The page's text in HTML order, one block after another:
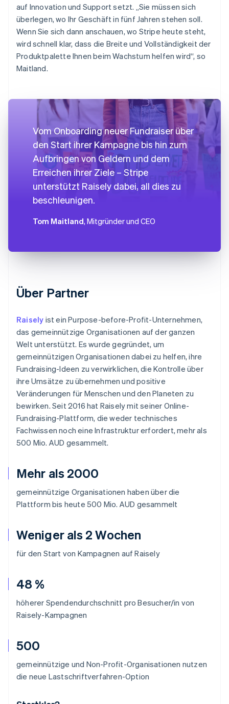
Mehr als 2000
gemeinnützige Organisationen haben über die
Plattform bis heute 500 Mio. AUD gesammelt
Weniger als 2 Wochen
für den Start von Kampagnen auf Raisely
48 %
höherer Spendendurchschnitt pro Besucher/in von
Raisely-Kampagnen
500
gemeinnützige und Non-Profit-Organisationen nutzen
die neue Lastschriftverfahren-Option
auf Innovation und Support setzt. „Sie müssen sich
überlegen, wo Ihr Geschäft in fünf Jahren stehen soll.
Wenn Sie sich dann anschauen, wo Stripe heute steht,
wird schnell klar, dass die Breite und Vollständigkeit der
Produktpalette Ihnen beim Wachstum helfen wird“, so
Maitland.
Vom Onboarding neuer Fundraiser über
den Start ihrer Kampagne bis hin zum
Aufbringen von Geldern und dem
Erreichen ihrer Ziele – Stripe
unterstützt Raisely dabei, all dies zu
beschleunigen.
Tom Maitland, Mitgründer und CEO
Über Partner
Raisely ist ein Purpose-before-Profit-Unternehmen,
das gemeinnützige Organisationen auf der ganzen
Welt unterstützt. Es wurde gegründet, um
gemeinnützigen Organisationen dabei zu helfen, ihre
Fundraising-Ideen zu verwirklichen, die Kontrolle über
ihre Umsätze zu übernehmen und positive
Veränderungen für Menschen und den Planeten zu
bewirken. Seit 2016 hat Raisely mit seiner Online-
Fundraising-Plattform, die weder technisches
Fachwissen noch eine Infrastruktur erfordert, mehr als
500 Mio. AUD gesammelt.